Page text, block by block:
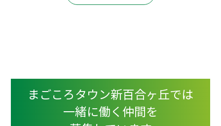
まごころタウン新百合ヶ丘では
一緒に働く仲間を